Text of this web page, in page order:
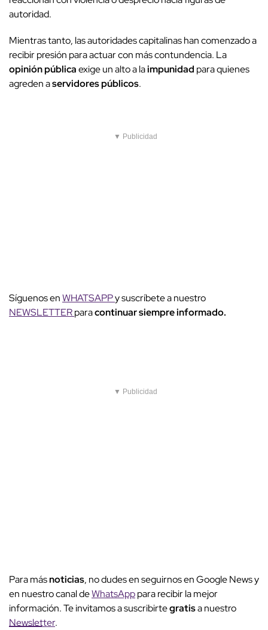
autoridad.
Mientras tanto, las autoridades capitalinas han comenzado a
recibir presión para actuar con más contundencia. La
opinión públicaexige un alto a laimpunidad para quienes
agreden aservidores públicos.
▼ Publicidad
Síguenos enWHATSAPPy suscríbete a nuestro
NEWSLETTERparacontinuar siempre informado.
▼ Publicidad
Para másnoticias, no dudes en seguirnos en Google News y
en nuestro canal deWhatsApppara recibir la mejor
información. Te invitamos a suscribirtegratisa nuestro
Newsletter.